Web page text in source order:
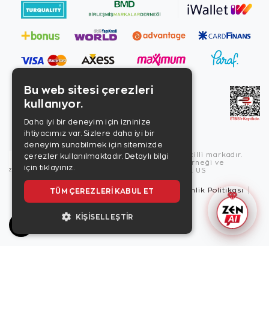
Copyright © 2026, Zen Diamond tescilli markadır.
Zen Diamond Birleşmiş Markalar Derneği ve
Turquality Destek Programı üyesidir. US
Kullanım Şartları Gizlilik İlkeleri
Güvenlik Politikası
Bu web sitesi çerezleri
kullanıyor.
Daha iyi bir deneyim için izninize
ihtiyacımız var. Sizlere daha iyi bir
deneyim sunabilmek için sitemizde
çerezler kullanılmaktadır. Detaylı bilgi
için tıklayınız.
TÜM ÇEREZLERI KABUL ET
KIŞISELLEŞTIR